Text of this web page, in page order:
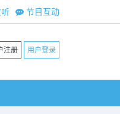
节目互动
注册 用户登录